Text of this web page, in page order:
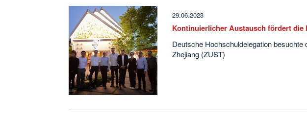
29.06.2023
Kontinuierlicher Austausch fördert die
Deutsche Hochschuldelegation
Zhejiang (ZUST)